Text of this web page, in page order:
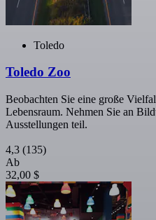
Toledo
Toledo Zoo
Beobachten Sie eine große
Lebensraum. Nehmen Sie an
Ausstellungen teil.
4,3 (135)
Ab
32,00 $